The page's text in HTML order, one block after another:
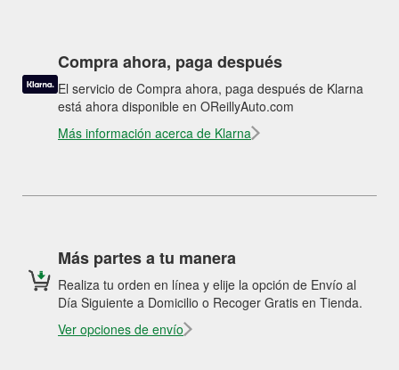
Compra ahora, paga después
El servicio de Compra ahora, paga después de Klarna
está ahora disponible en OReillyAuto.com
Más información acerca de Klarna
Más partes a tu manera
Realiza tu orden en línea y elije la opción de Envío al
Día Siguiente a Domicilio o Recoger Gratis en Tienda.
Ver opciones de envío